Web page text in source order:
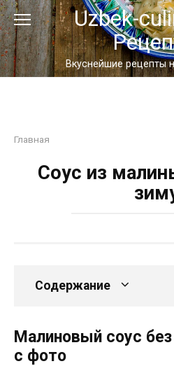
Перейти
к
контенту
Uzbek-
Вкуснейшие рецепты
Главная
Соус из
Содержание
Малиновый соус
с фото